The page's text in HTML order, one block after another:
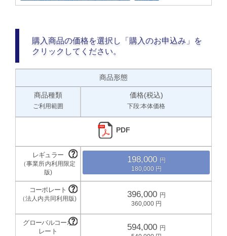
購入商品の価格を選択し「購入のお申込み」を
クリックしてください。
商品形態
商品種類
ご利用範囲
価格(税込)
下段:本体価格
PDF
198,000
180,000
396,000
360,000
594,000